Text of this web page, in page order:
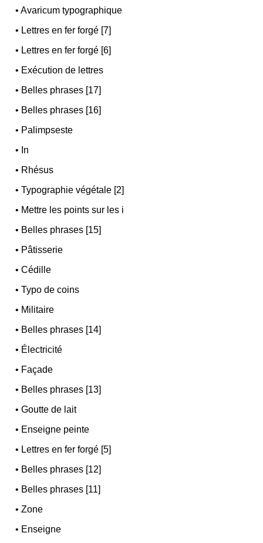
•Avaricum typographique
• Lettres en fer forgé [7]
• Lettres en fer forgé [6]
• Exécution de lettres
• Belles phrases [17]
• Belles phrases [16]
• Palimpseste
• In
• Rhésus
•Typographie végétale [2]
• Mettre les points sur les i
• Belles phrases [15]
• Pâtisserie
•Cédille
•Typo de coins
• Militaire
• Belles phrases [14]
• Électricité
• Façade
• Belles phrases [13]
•Goutte de lait
• Enseigne peinte
• Lettres en fer forgé [5]
• Belles phrases [12]
• Belles phrases [11]
•Zone
• Enseigne